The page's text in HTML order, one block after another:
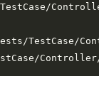
TestCase/